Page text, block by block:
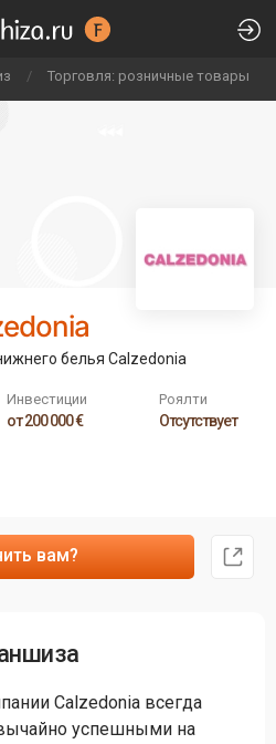
/ Торговля: розничные товары
белья Calzedonia
Инвестиции
от 200 000 €
Роялти
Отсутствует
вам?
Calzedonia всегда
успешными на